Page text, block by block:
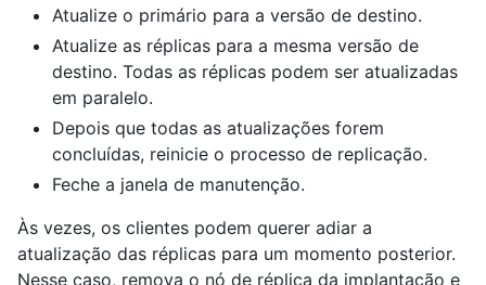
Atualize o primário para a versão de destino.
Atualize as réplicas para a mesma versão de
destino. Todas as réplicas podem ser atualizadas
em paralelo.
Depois que todas as atualizações forem
concluídas, reinicie o processo de replicação.
Feche a janela de manutenção.
Às vezes, os clientes podem querer adiar a
atualização das réplicas para um momento posterior.
Nesse caso, remova o nó de réplica da implantação e